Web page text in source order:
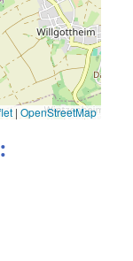
| OpenStreetMap